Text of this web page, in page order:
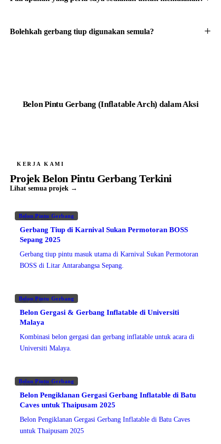
Bolehkah gerbang tiup digunakan semula?
Belon Pintu Gerbang (Inflatable Arch) dalam Aksi
KERJA KAMI
Projek Belon Pintu Gerbang Terkini
Lihat semua projek →
Belon Pintu Gerbang
Oktober 2025
Gerbang Tiup di Karnival Sukan Permotoran BOSS
Sepang 2025
Gerbang tiup pintu masuk utama di Karnival Sukan Permotoran
BOSS di Litar Antarabangsa Sepang.
Belon Pintu Gerbang
Jun 2025
Belon Gergasi & Gerbang Inflatable di Universiti
Malaya
Kombinasi belon gergasi dan gerbang inflatable untuk acara di
Universiti Malaya.
Belon Pintu Gerbang
Februari 2025
Belon Pengiklanan Gergasi Gerbang Inflatable di Batu
Caves untuk Thaipusam 2025
Belon Pengiklanan Gergasi Gerbang Inflatable di Batu Caves
untuk Thaipusam 2025